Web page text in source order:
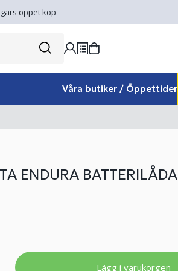
öppet köp
Våra butiker / Öppettider
ENDURA BATTERILÅDA
Lägg i varukorgen